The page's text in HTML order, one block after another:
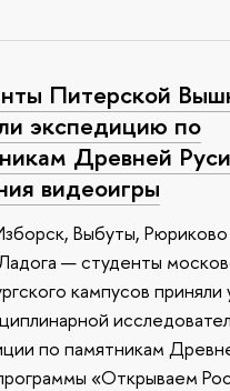
Питерской
экспедицию по
Древней
видеоигры
Выбуты,
— студенты
кампусов приняли
по памятникам
«Открываем